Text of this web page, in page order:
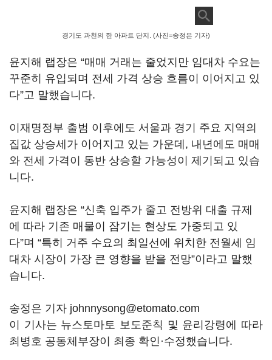
경기도 과천의 한 아파트 단지. (사진=송정은 기자)
윤지해 랩장은 “매매 거래는 줄었지만 임대차 수요는
꾸준히 유입되며 전세 가격 상승 흐름이 이어지고 있
다”고 말했습니다.
이재명정부 출범 이후에도 서울과 경기 주요 지역의
집값 상승세가 이어지고 있는 가운데, 내년에도 매매
와 전세 가격이 동반 상승할 가능성이 제기되고 있습
니다.
윤지해 랩장은 “신축 입주가 줄고 전방위 대출 규제
에 따라 기존 매물이 잠기는 현상도 가중되고 있
다”며 “특히 거주 수요의 최일선에 위치한 전월세 임
대차 시장이 가장 큰 영향을 받을 전망”이라고 말했
습니다.
송정은 기자 johnnysong@etomato.com
이 기사는 뉴스토마토 보도준칙 및 윤리강령에 따라
최병호 공동체부장이 최종 확인·수정했습니다.